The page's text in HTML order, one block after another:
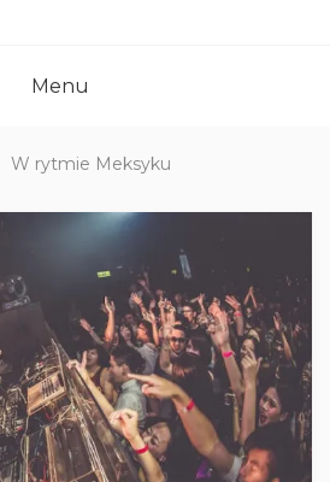
Menu
W rytmie Meksyku